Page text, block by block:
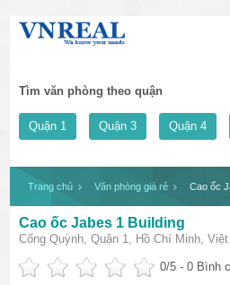
Tìm văn phòng theo quận
Quận 1 Quận 3 Quận 4
Trang chủ Văn phòng giá rẻ Cao ốc
Cao ốc Jabes 1 Building
Cống Quỳnh, Quận 1, Hồ Chí Minh, Việt
0/5 -0 Bình